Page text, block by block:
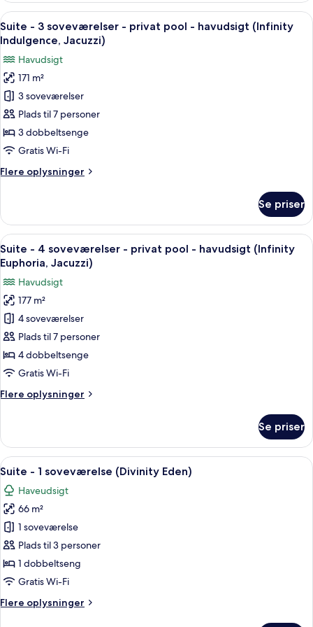
(Serenity
Rio)
soveværelser
-
privat
pool
havudsigt
(Serenity
Rio)
Indlæs
alle
billeder
af
Suite
-
3
soveværelser
-
pool
(Infinity
Indulgence,
Jacuzzi)
En moderne stue med sofa,
29
Suite - 3 soveværelser - privat pool - havudsigt (Infinity
Indulgence, Jacuzzi)
Havudsigt
171 m²
3 soveværelser
Plads til 7 personer
3 dobbeltsenge
Gratis Wi-Fi
Flere oplysninger
Flere
-
soveværelser
-
privat
pool
havudsigt
(Infinity
Indulgence,
Se priser
Indlæs
alle
billeder
af
Suite
-
4
soveværelser
-
pool
(Infinity
Euphoria,
Jacuzzi)
En tagterrasse med hvide møbler,
13
Suite - 4 soveværelser - privat pool - havudsigt (Infinity
Euphoria, Jacuzzi)
Havudsigt
177 m²
4 soveværelser
Plads til 7 personer
4 dobbeltsenge
Gratis Wi-Fi
Flere oplysninger
Flere
-
4
soveværelser
privat
pool
havudsigt
(Infinity
Euphoria,
Jacuzzi)
Se priser
Indlæs
alle
billeder
af
Suite
-
1
soveværelse
Eden)
Suite - 1 soveværelse (Divinity Eden)
12
Suite - 1 soveværelse (Divinity Eden)
Haveudsigt
66 m²
1 soveværelse
Plads til 3 personer
1 dobbeltseng
Gratis Wi-Fi
Flere oplysninger
Flere